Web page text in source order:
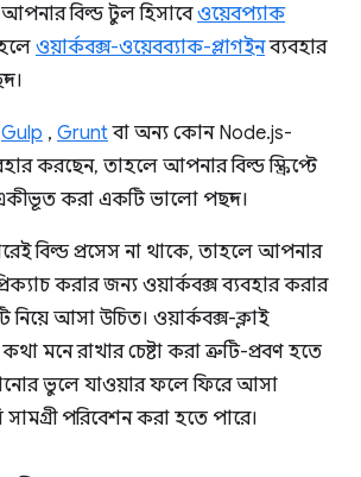
বিল্ড টুল হিসাবেওয়েবপ্যাক
ওয়ার্কবক্স-ওয়েবব্যাক-প্লাগইনব্যবহার
Gulp , Gruntবা অন্য কোন Node.js-
করছেন, তাহলে আপনার বিল্ড স্ক্রিপ্টে
করা একটি ভালো পছন্দ।
বিল্ড প্রসেস না থাকে, তাহলে আপনার
করার জন্য ওয়ার্কবক্স ব্যবহার করার
আসা উচিত। ওয়ার্কবক্স-ক্লাই
মনে রাখার চেষ্টা করা ত্রুটি-প্রবণ হতে
ভুলে যাওয়ার ফলে ফিরে আসা
পরিবেশন করা হতে পারে।